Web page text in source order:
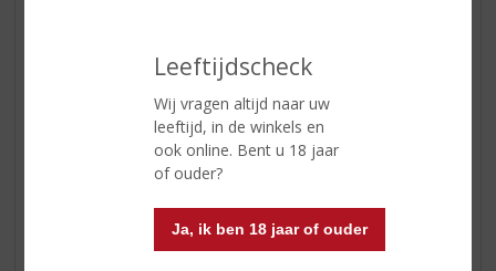
Leeftijdscheck
Wij vragen altijd naar uw
leeftijd, in de winkels en
ook online. Bent u 18 jaar
of ouder?
Ja, ik ben 18 jaar of ouder
gelijkmatig over de sla. Giet vervolgens de dressing over
de salade. Meng alles voorzichtig door elkaar zodat de
ingrediënten goed bedekt zijn met de dressing. Verdeel
de salade over borden en serveer de salade met een
goed gekoeld glas Dopff au Moulin Pinot Gris
smaken tot hun recht te laten komen. De fruitige tonen